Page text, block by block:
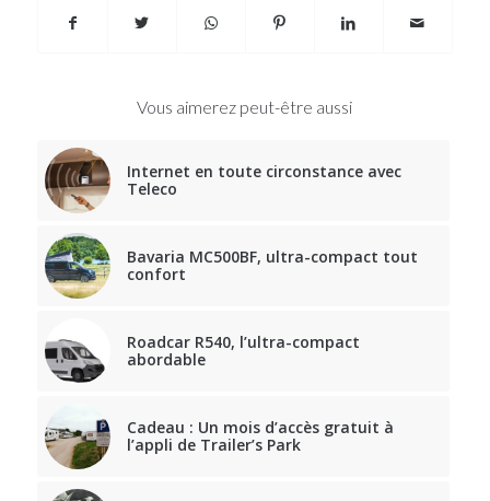
Vous aimerez peut-être aussi
Internet en toute circonstance avec
Teleco
Bavaria MC500BF, ultra-compact tout
confort
Roadcar R540, l’ultra-compact
abordable
Cadeau : Un mois d’accès gratuit à
l’appli de Trailer’s Park